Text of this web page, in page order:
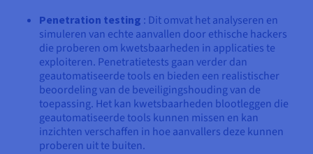
Penetration testing : Dit omvat het analyseren en
simuleren van echte aanvallen door ethische hackers
die proberen om kwetsbaarheden in applicaties te
exploiteren. Penetratietests gaan verder dan
geautomatiseerde tools en bieden een realistischer
beoordeling van de beveiligingshouding van de
toepassing. Het kan kwetsbaarheden blootleggen die
geautomatiseerde tools kunnen missen en kan
inzichten verschaffen in hoe aanvallers deze kunnen
proberen uit te buiten.